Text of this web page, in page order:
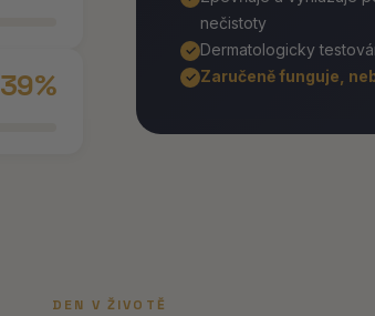
57%
nečistoty
✓ Dermatologicky
✓ Zaručeně funguje,
DEN V ŽIVOTĚ